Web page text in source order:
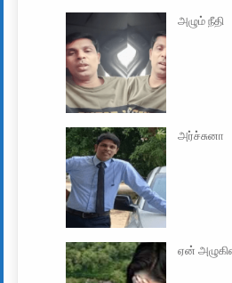
அழும் நீதி
அர்ச்சுனா
ஏன்